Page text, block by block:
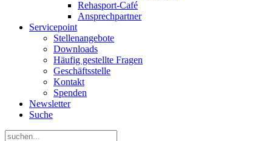
Rehasport-Café
Ansprechpartner
Servicepoint
Stellenangebote
Downloads
Häufig gestellte Fragen
Geschäftsstelle
Kontakt
Spenden
Newsletter
Suche